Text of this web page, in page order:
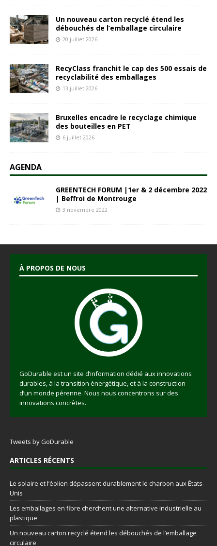
Un nouveau carton recyclé étend les
débouchés de l’emballage circulaire
20 juillet 2026
RecyClass franchit le cap des 500 essais de
recyclabilité des emballages
13 juillet 2026
Bruxelles encadre le recyclage chimique
des bouteilles en PET
6 juillet 2026
AGENDA
GREENTECH FORUM |1er & 2 décembre 2022
| Beffroi de Montrouge
3 novembre 2022
À PROPOS DE NOUS
GoDurable est un site d’information dédié aux innovations
durables, à la transition énergétique, et à la construction
d’un monde pérenne. Nous nous concentrons sur des
innovations concrètes.
Tweets by GoDurable
ARTICLES RÉCENTS
Le solaire et l’éolien dépassent durablement le charbon aux États-
Unis
Les emballages en fibre cherchent une alternative industrielle au
plastique
Un nouveau carton recyclé étend les débouchés de l’emballage
circulaire